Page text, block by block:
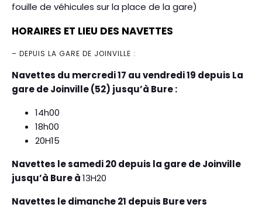
fouille de véhicules sur la place de la gare)
HORAIRES ET LIEU DES NAVETTES
– DEPUIS LA GARE DE JOINVILLE :
Navettes du mercredi 17 au vendredi 19 depuis La
gare de Joinville (52) jusqu’à Bure :
14h00
18h00
20H15
Navettes le samedi 20depuis la gare deJoinville
jusqu’à Bureà13H20
Navettes le dimanche 21 depuis Bure vers